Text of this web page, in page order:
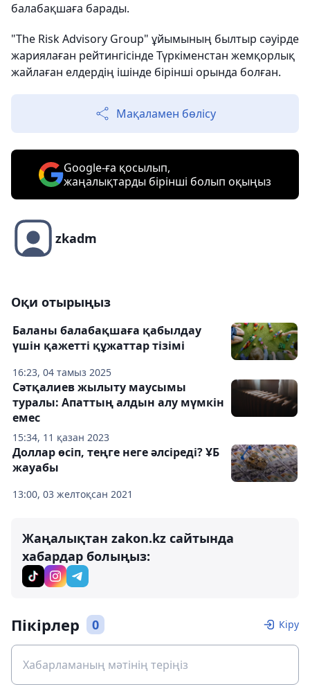
балабақшаға барады.
"The Risk Advisory Group" ұйымының былтыр сәуірде
жариялаған рейтингісінде Түркіменстан жемқорлық
жайлаған елдердің ішінде бірінші орында болған.
Мақаламен бөлісу
Google-ға қосылып,
жаңалықтарды бірінші болып оқыңыз
zkadm
Оқи отырыңыз
16:23, 04 тамыз 2025
Баланы балабақшаға қабылдау
үшін қажетті құжаттар тізімі
15:34, 11 қазан 2023
Сәтқалиев жылыту маусымы
туралы: Апаттың алдын алу мүмкін
емес
13:00, 03 желтоқсан 2021
Доллар өсіп, теңге неге әлсіреді? ҰБ
жауабы
Жаңалықтан zakon.kz сайтында
хабардар болыңыз:
Пікірлер 0 Кіру